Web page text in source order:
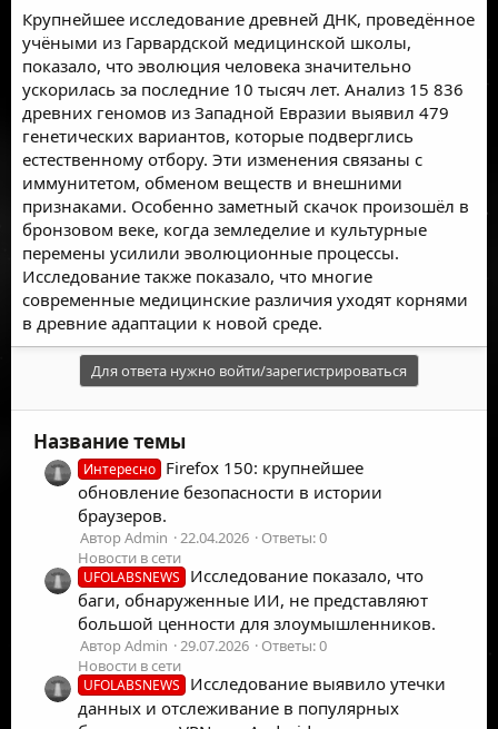
Крупнейшее исследование древней ДНК, проведённое
учёными из Гарвардской медицинской школы,
показало, что эволюция человека значительно
ускорилась за последние 10 тысяч лет. Анализ 15 836
древних геномов из Западной Евразии выявил 479
генетических вариантов, которые подверглись
естественному отбору. Эти изменения связаны с
иммунитетом, обменом веществ и внешними
признаками. Особенно заметный скачок произошёл в
бронзовом веке, когда земледелие и культурные
перемены усилили эволюционные процессы.
Исследование также показало, что многие
современные медицинские различия уходят корнями
в древние адаптации к новой среде.
Для ответа нужно войти/зарегистрироваться
Название темы
Интересно Firefox 150: крупнейшее
обновление безопасности в истории
браузеров.
Автор Admin 22.04.2026
Ответы: 0
Новости в сети
UFOLABSNEWS
Исследование показало, что
баги, обнаруженные ИИ, не представляют
большой ценности для злоумышленников.
Автор Admin 29.07.2026
Ответы: 0
Новости в сети
UFOLABSNEWS
Исследование выявило утечки
данных и отслеживание в популярных